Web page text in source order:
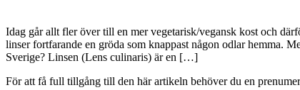
Idag går allt fler över till en mer vegetarisk/vegansk kost och
linser fortfarande en gröda som knappast någon odlar hemma.
Sverige? Linsen (Lens culinaris) är en […]
För att få full tillgång till den här artikeln behöver du en